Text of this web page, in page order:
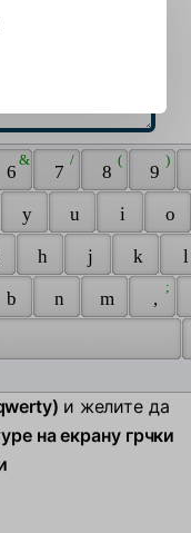
6
&
7
/
8
(
9
)
y u i
o
h j k
b n m ,
;
и желите да
на екрану грчки